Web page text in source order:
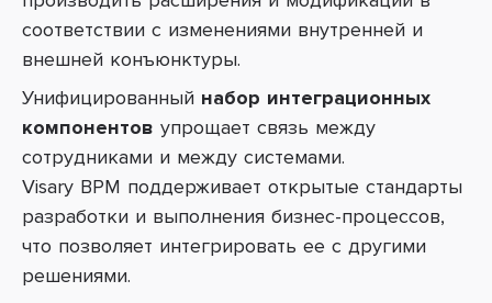
соответствии с изменениями внутренней и
внешней конъюнктуры.
Унифицированный набор интеграционных
компонентов упрощает связь между
сотрудниками и между системами.
Visary BPM поддерживает открытые стандарты
разработки и выполнения бизнес-процессов,
что позволяет интегрировать ее с другими
решениями.